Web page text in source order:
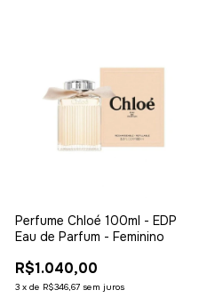
Perfume Chloé 100ml - EDP
Eau de Parfum - Feminino
R$1.040,00
3 x de R$346,67 sem juros